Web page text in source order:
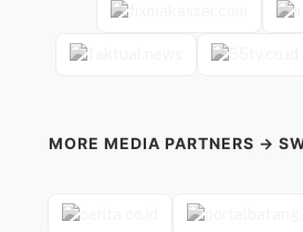
MORE MEDIA PARTNERS →